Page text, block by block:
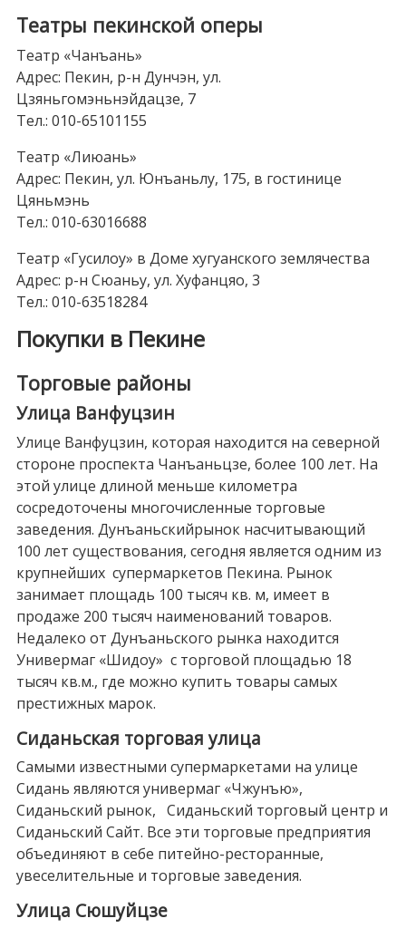
Театры пекинской оперы
Театр «Чанъань»
Адрес: Пекин, р-н Дунчэн, ул.
Цзяньгомэньнэйдацзе, 7
Тел.: 010-65101155
Театр «Лиюань»
Адрес: Пекин, ул. Юнъаньлу, 175, в гостинице
Цяньмэнь
Тел.: 010-63016688
Театр «Гусилоу» в Доме хугуанского землячества
Адрес: р-н Сюаньу, ул. Хуфанцяо, 3
Тел.: 010-63518284
Покупки в Пекине
Торговые районы
Улица Ванфуцзин
Улице Ванфуцзин, которая находится на северной
стороне проспекта Чанъаньцзе, более 100 лет. На
этой улице длиной меньше километра
сосредоточены многочисленные торговые
заведения. Дунъаньскийрынок насчитывающий
100 лет существования, сегодня является одним из
крупнейших супермаркетов Пекина. Рынок
занимает площадь 100 тысяч кв. м, имеет в
продаже 200 тысяч наименований товаров.
Недалеко от Дунъаньского рынка находится
Универмаг «Шидоу» с торговой площадью 18
тысяч кв.м., где можно купить товары самых
престижных марок.
Сиданьская торговая улица
Самыми известными супермаркетами на улице
Сидань являются универмаг «Чжунъю»,
Сиданьский рынок, Сиданьский торговый центр и
Сиданьский Сайт. Все эти торговые предприятия
объединяют в себе питейно-ресторанные,
увеселительные и торговые заведения.
Улица Сюшуйцзе